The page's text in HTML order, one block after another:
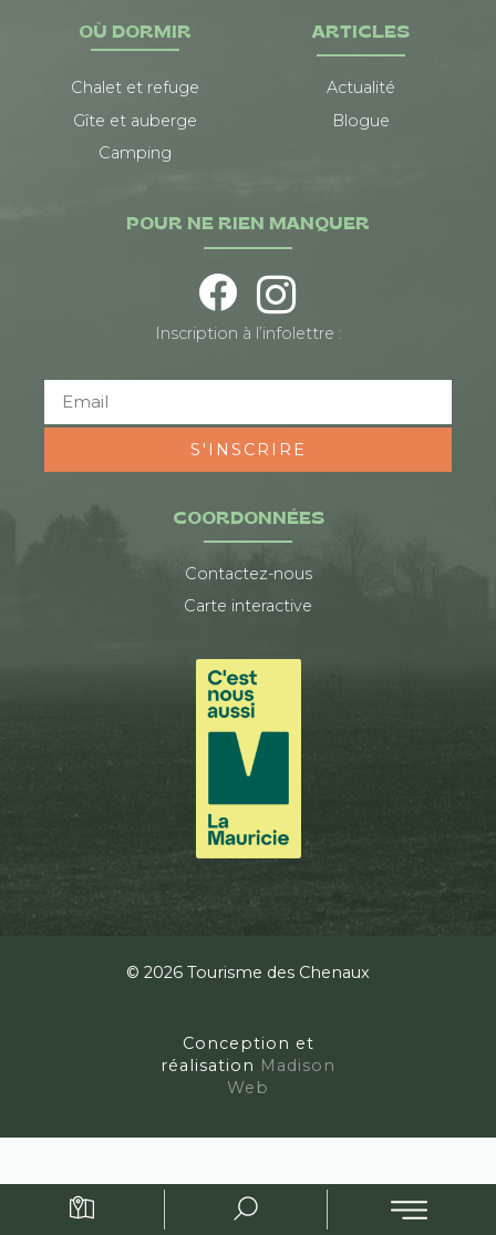
OÙ DORMIR
Chalet et refuge
Gîte et auberge
Camping
ARTICLES
Actualité
Blogue
COORDONNÉES
Contactez-nous
Carte interactive
POUR NE RIEN MANQUER
Inscription à l’infolettre :
S'INSCRIRE
© 2026 Tourisme des Chenaux
Conception et
réalisation Madison
Web